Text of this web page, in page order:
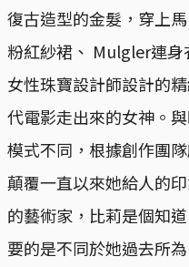
復古造型的金髮，穿上
粉紅紗裙、 Mulgler連
女性珠寶設計師設計的
代電影走出來的女神。
模式不同，根據創作團
顛覆一直以來她給人的
的藝術家，比莉是個知
要的是不同於她過去所